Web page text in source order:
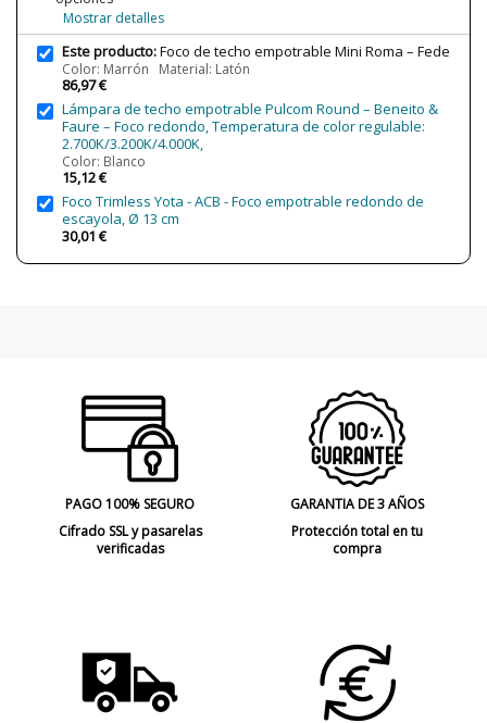
Certificados
Uso
Interior
Año Lanzamiento
Etiqueta Energética
A++
Mostrar detalles
Este producto:Foco de techo empotrable Mini Roma – Fede
Color: Marrón Material: Latón
86,97 €
Lámpara de techo empotrable Pulcom Round – Beneito &
Faure – Foco redondo, Temperatura de color regulable:
2.700K/3.200K/4.000K,
Color: Blanco
15,12 €
Foco Trimless Yota - ACB - Foco empotrable redondo de
escayola, Ø 13 cm
30,01 €
PAGO 100% SEGURO
Cifrado SSL y pasarelas
verificadas
GARANTIA DE 3 AÑOS
Protección total en tu
compra